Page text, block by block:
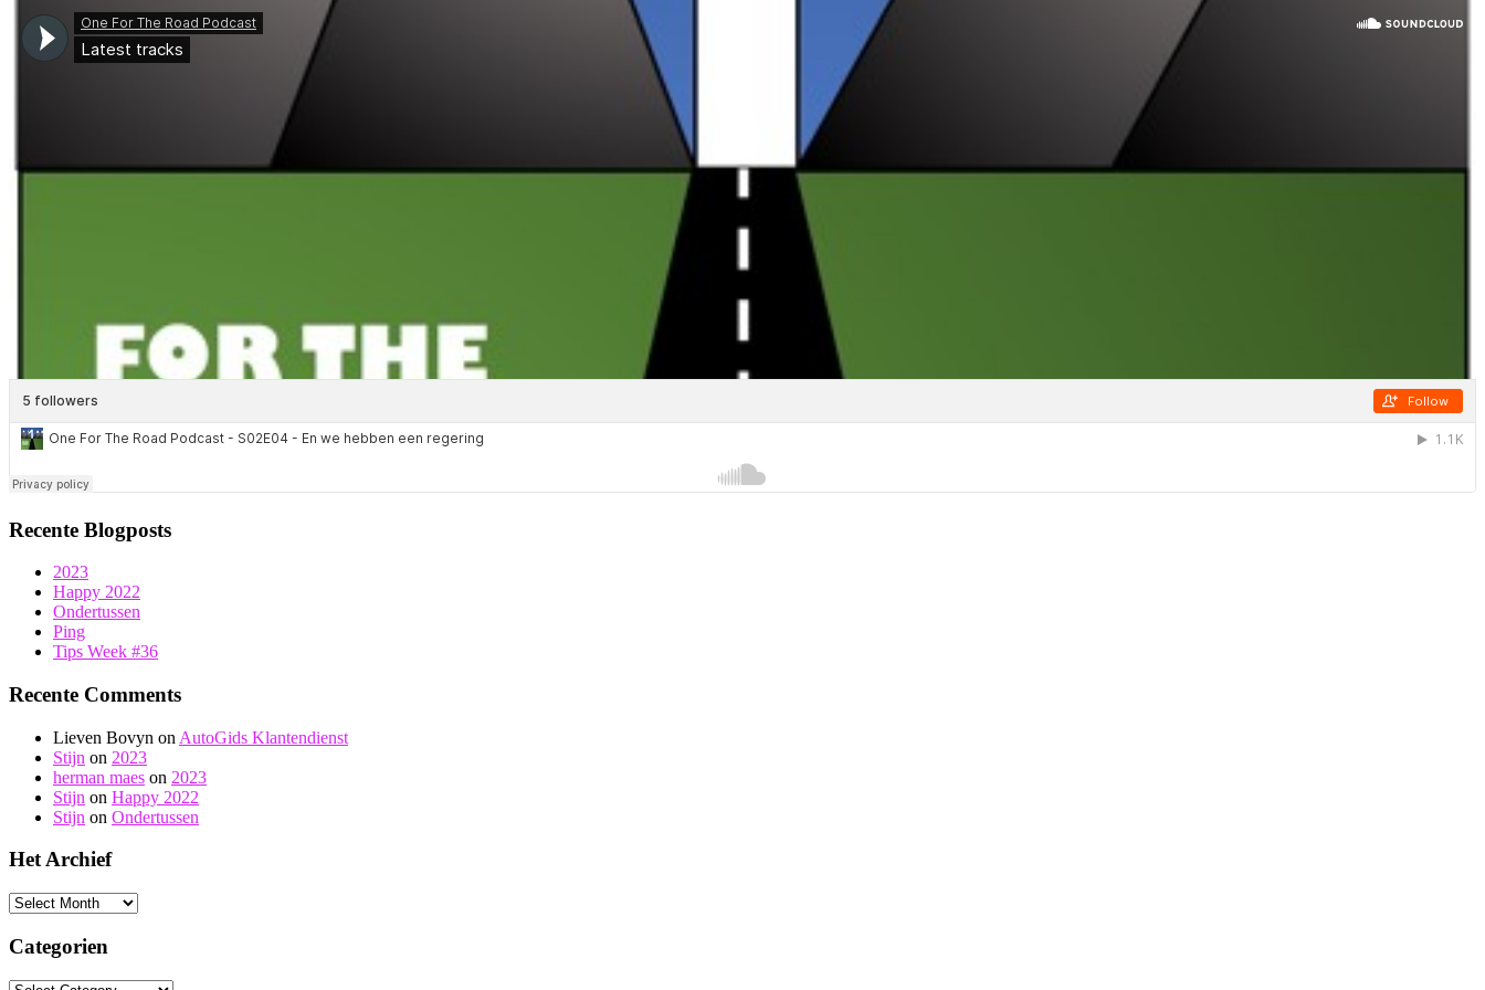
Recente Blogposts
2023
Happy 2022
Ondertussen
Ping
Tips Week #36
Recente Comments
Lieven Bovyn on AutoGids Klantendienst
Stijn on 2023
herman maes on 2023
Stijn on Happy 2022
Stijn on Ondertussen
Het Archief
Het
Categorien